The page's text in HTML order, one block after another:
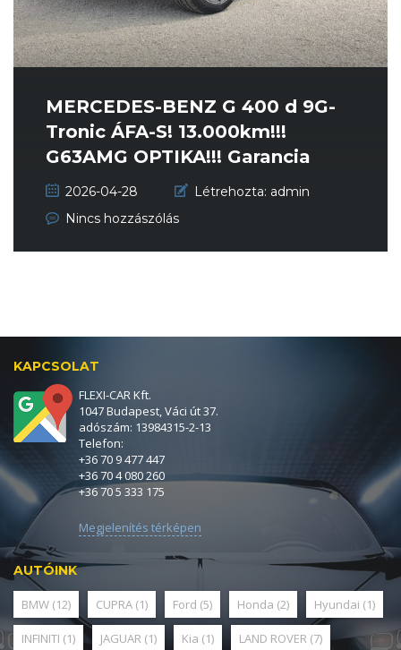
MERCEDES-BENZ G 400 d 9G-
Tronic ÁFA-S! 13.000km!!!
G63AMG OPTIKA!!! Garancia
2029-ig!...
2026-04-28 Létrehozta: admin
Nincs hozzászólás
KAPCSOLAT
FLEXI-CAR Kft.
1047 Budapest, Váci út 37.
adószám: 13984315-2-13
Telefon:
+36 70 9 477 447
+36 70 4 080 260
+36 70 5 333 175
Megjelenítés térképen
AUTÓINK
BMW (12) CUPRA (1) Ford (5) Honda (2) Hyundai (1)
INFINITI (1) JAGUAR (1) Kia (1) LAND ROVER (7)